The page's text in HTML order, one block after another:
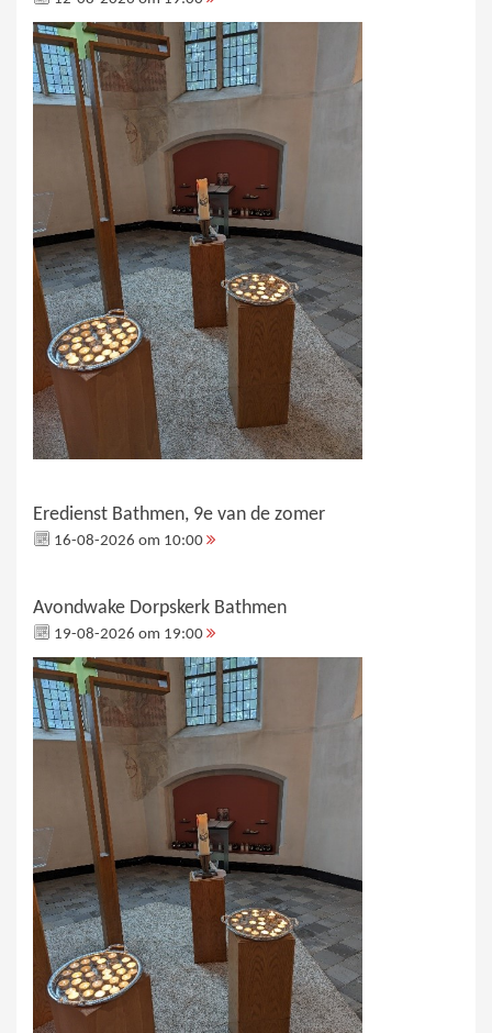
Eredienst Bathmen, 9e van de zomer
16-08-2026 om 10:00
Avondwake Dorpskerk Bathmen
19-08-2026 om 19:00